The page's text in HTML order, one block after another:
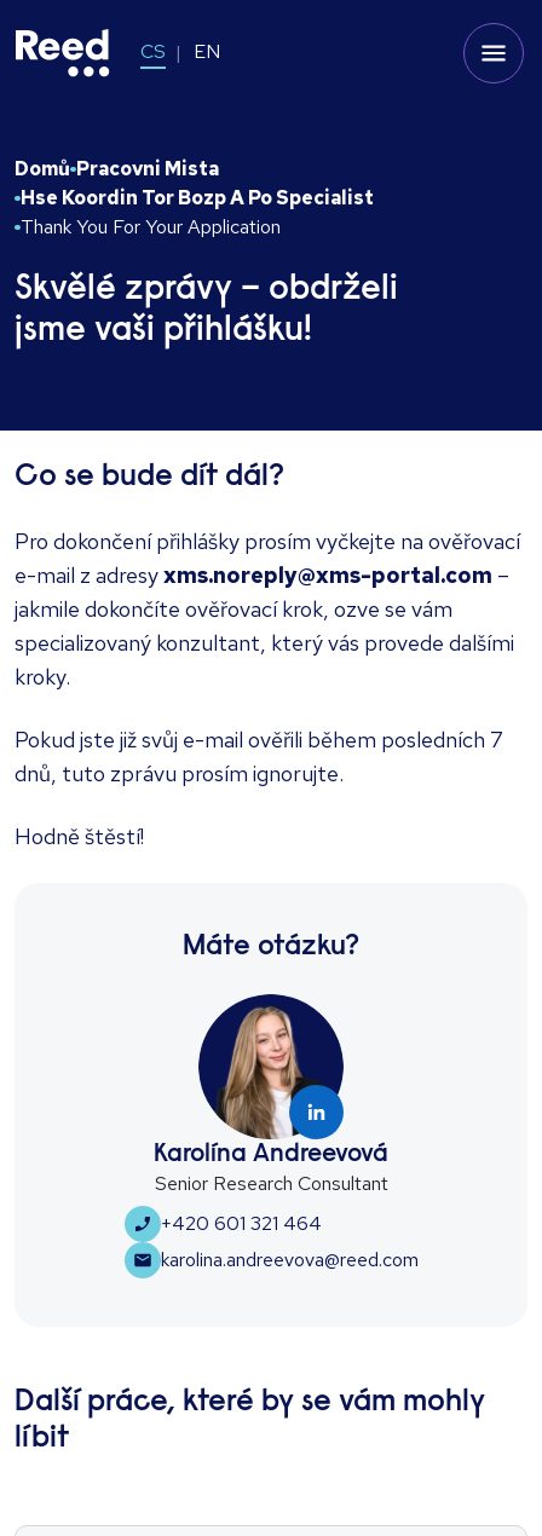
CS EN
Domů Pracovni Mista
Hse Koordin Tor Bozp A Po Specialist
Thank You For Your Application
Skvělé zprávy – obdrželi
jsme vaši přihlášku!
Co se bude dít dál?
Pro dokončení přihlášky prosím vyčkejte na ověřovací
e-mail z adresyxms.noreply@xms-portal.com –
jakmile dokončíte ověřovací krok, ozve se vám
specializovaný konzultant, který vás provede dalšími
kroky.
Pokud jste již svůj e-mail ověřili během posledních 7
dnů, tuto zprávu prosím ignorujte.
Hodně štěstí!
Máte otázku?
Karolína Andreevová
Senior Research Consultant
+420 601 321 464
karolina.andreevova@reed.com
Další práce, které by se vám mohly
líbit